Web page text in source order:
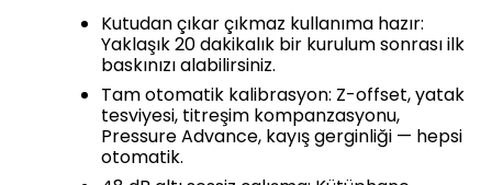
Kutudan çıkar çıkmaz kullanıma hazır:
Yaklaşık 20 dakikalık bir kurulum sonrası ilk
baskınızı alabilirsiniz.
Tam otomatik kalibrasyon: Z-offset, yatak
tesviyesi, titreşim kompanzasyonu,
Pressure Advance, kayış gerginliği — hepsi
otomatik.